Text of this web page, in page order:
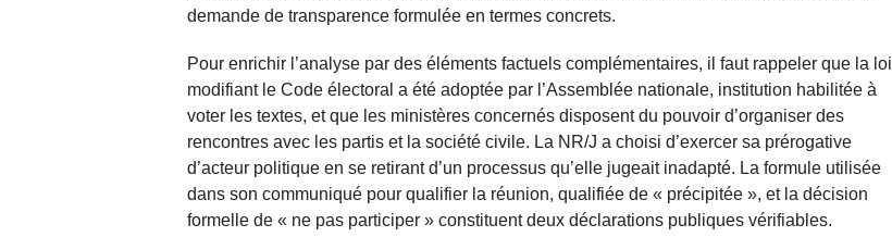
demande de transparence formulée en termes concrets.
Pour enrichir l’analyse par des éléments factuels complémentaires, il faut rappeler que la loi
modifiant le Code électoral a été adoptée par l’Assemblée nationale, institution habilitée à
voter les textes, et que les ministères concernés disposent du pouvoir d’organiser des
rencontres avec les partis et la société civile. La NR/J a choisi d’exercer sa prérogative
d’acteur politique en se retirant d’un processus qu’elle jugeait inadapté. La formule utilisée
dans son communiqué pour qualifier la réunion, qualifiée de « précipitée », et la décision
formelle de « ne pas participer » constituent deux déclarations publiques vérifiables.